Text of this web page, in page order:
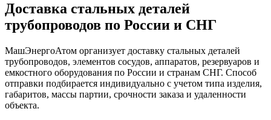
Доставка стальных деталей
трубопроводов по России и СНГ
МашЭнергоАтом организует доставку стальных деталей
трубопроводов, элементов сосудов, аппаратов, резервуаров и
емкостного оборудования по России и странам СНГ. Способ
отправки подбирается индивидуально с учетом типа изделия,
габаритов, массы партии, срочности заказа и удаленности
объекта.